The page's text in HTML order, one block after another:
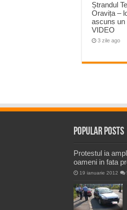
Ștrandul
Oravița –
ascuns un
VIDEO
3 zile ago
Popular Posts
Protestul ia
oameni in fata
19 ianuarie 2012